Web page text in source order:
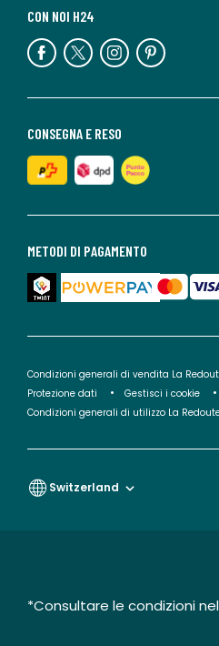
METODI DI PAGAMENTO
CONSEGNA E RESO
CON NOI H24
Condizioni generali di vendita La
Protezione dati
Gestisci i cookie
Condizioni generali di utilizzo La
Switzerland
*Consultare le condizioni